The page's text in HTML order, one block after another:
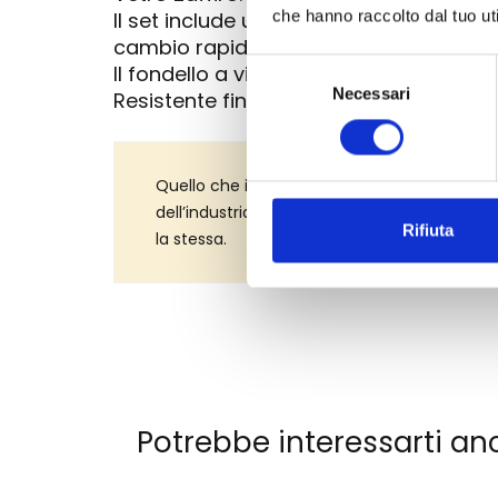
che hanno raccolto dal tuo
Selezione
Necessari
Rifiuta
Il set include un cinturino in pelle blu
cambio rapido senza attrezzi.
Il fondello a vite presenta l'incisione
Resistente fino a 10 bar (100 metri),
Quello che iniziò nel 1861 a Schramberg
dell’industria orologiera tedesca. I
la stessa.
Potrebbe interessarti